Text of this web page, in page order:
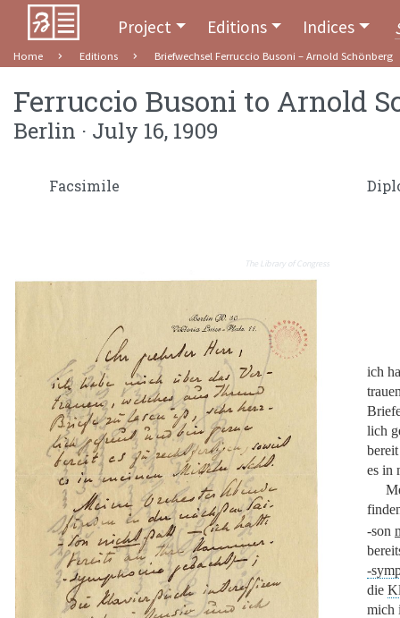
Project Editions Indices
Home Editions Briefwechsel Ferruccio Busoni – Arnold Schönberg
Ferruccio Busoni to Arnold
Berlin · July 16, 1909
Facsimile
The Library of Congress
ich
lich
es in
-son
-
die
mich